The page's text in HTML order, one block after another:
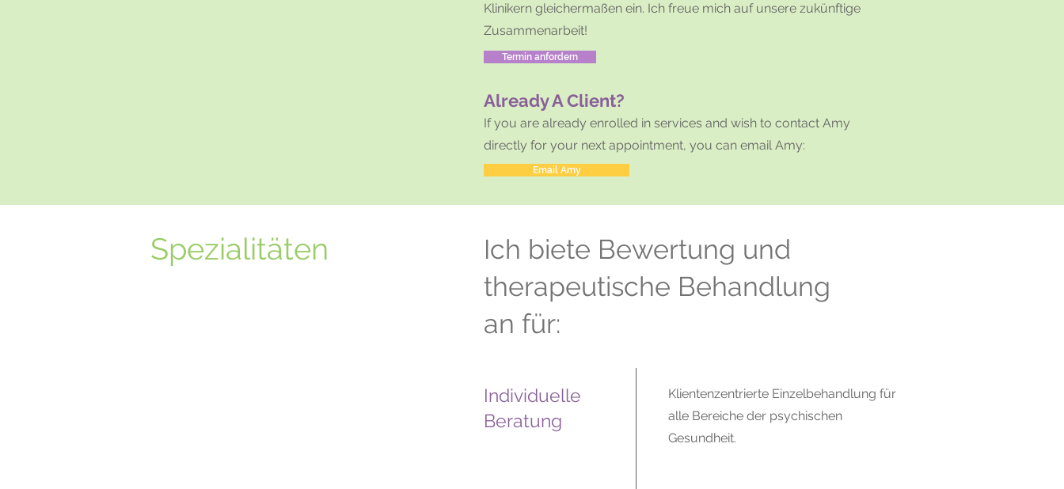
Klinikern gleichermaßen ein. Ich freue mich auf unsere zukünftige
Zusammenarbeit!
Termin anfordern
Already A Client?
If you are already enrolled in services and wish to contact Amy
directly for your next appointment, you can email Amy:
Email Amy
Spezialitäten
Ich biete Bewertung und
therapeutische Behandlung
an für:
Individuelle
Beratung
Klientenzentrierte Einzelbehandlung für
alle Bereiche der psychischen
Gesundheit.